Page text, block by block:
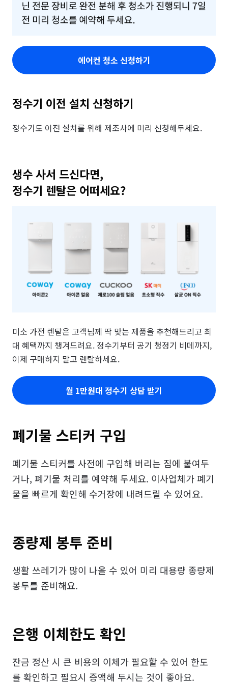
에어컨 청소 신청하기
정수기 이전 설치 신청하기
정수기도 이전 설치를 위해 제조사에 미리 신청해두세요.
생수 사서 드신다면,
정수기 렌탈은 어떠세요?
미소 가전 렌탈은 고객님께 딱 맞는 제품을 추천해드리고 최
대 혜택까지 챙겨드려요. 정수기부터 공기 청정기 비데까지,
이제 구매하지 말고 렌탈하세요.
월 1만원대 정수기 상담 받기
폐기물 스티커 구입
폐기물 스티커를 사전에 구입해 버리는 짐에 붙여두
거나, 폐기물 처리를 예약해 두세요. 이사업체가 폐기
물을 빠르게 확인해 수거장에 내려드릴 수 있어요.
종량제 봉투 준비
생활 쓰레기가 많이 나올 수 있어 미리 대용량 종량제
봉투를 준비해요.
은행 이체한도 확인
잔금 정산 시 큰 비용의 이체가 필요할 수 있어 한도
를 확인하고 필요시 증액해 두시는 것이 좋아요.